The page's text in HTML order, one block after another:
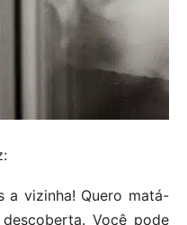
a vizinha! Quero matá-
Você pode